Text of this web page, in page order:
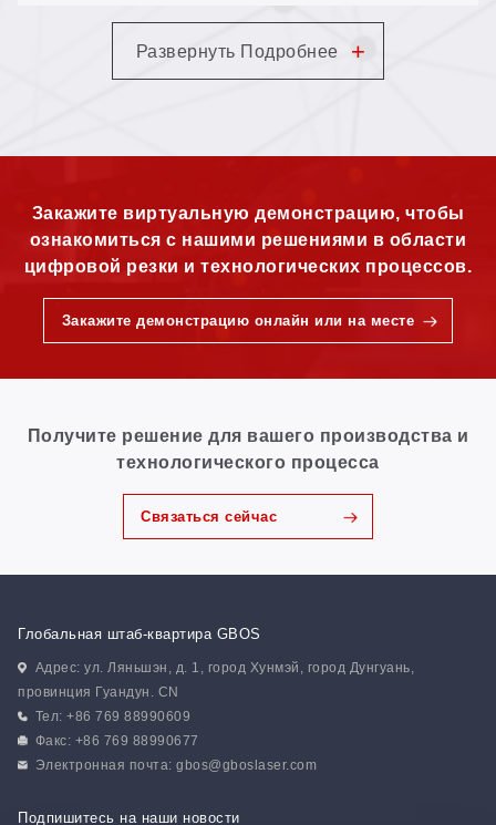
Развернуть Подробнее +
Закажите виртуальную демонстрацию, чтобы
ознакомиться с нашими решениями в области
цифровой резки и технологических процессов.
Закажите демонстрацию онлайн или на месте
Получите решение для вашего производства и
технологического процесса
Связаться сейчас
Глобальная штаб-квартира GBOS
Адрес: ул. Ляньшэн, д. 1, город Хунмэй, город Дунгуань,
провинция Гуандун. CN
Тел: +86 769 88990609
Факс: +86 769 88990677
Электронная почта:gbos@gboslaser.com
Подпишитесь на наши новости